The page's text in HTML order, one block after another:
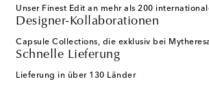
Unser Finest Edit an mehr als 200
Designer-Kollaborationen
Capsule Collections, die exklusiv bei
Schnelle Lieferung
Lieferung in über 130 Länder